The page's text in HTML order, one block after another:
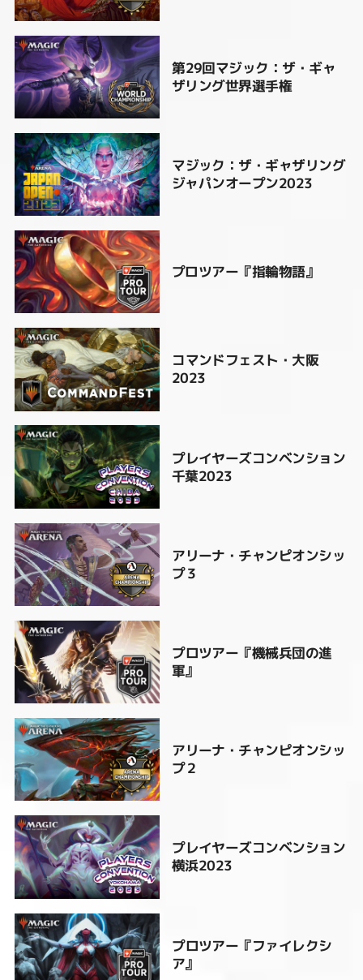
第29回マジック：ザ・ギャ
ザリング世界選手権
マジック：ザ・ギャザリング
ジャパンオープン2023
プロツアー『指輪物語』
コマンドフェスト・大阪
2023
プレイヤーズコンベンション
千葉2023
アリーナ・チャンピオンシッ
プ３
プロツアー『機械兵団の進
軍』
アリーナ・チャンピオンシッ
プ２
プレイヤーズコンベンション
横浜2023
プロツアー『ファイレクシ
ア』